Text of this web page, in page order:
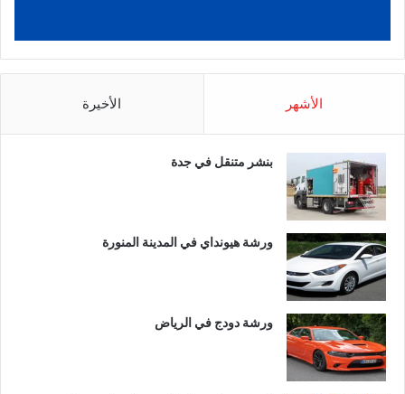
الأشهر الأخيرة
بنشر متنقل في جدة
ورشة هيونداي في المدينة المنورة
ورشة دودج في الرياض